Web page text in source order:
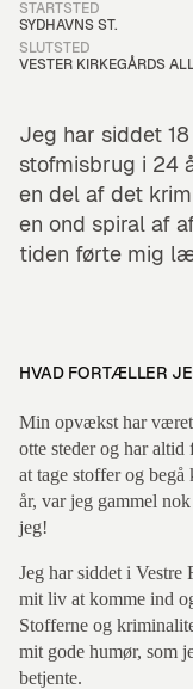
STARTSTED
SYDHAVNS ST.
SLUTSTED
VESTER KIRKEGÅRDS
Jeg har siddet
stofmisbrug i 24
en del af det
en ond spiral af
tiden førte mig
HVAD FORTÆLLER
Min opvækst har været
otte steder og har
at tage stoffer og
år, var jeg gammel
jeg!
Jeg har siddet i Vestre
mit liv at komme ind
Stofferne og
mit gode humør, som
betjente.